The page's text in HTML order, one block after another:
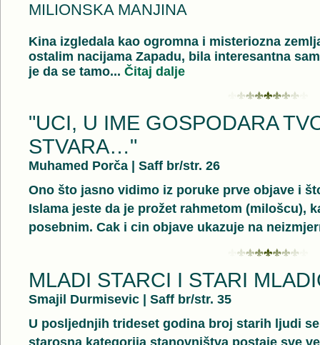
MILIONSKA MANJINA
Kina izgledala kao ogromna i misteriozna
ostalim nacijama Zapadu, bila interesantna
je da se tamo... Čitaj dalje
"UCI, U IME GOSPODARA
STVARA…"
Muhamed Porča
Saff br/str. 26
Ono što jasno vidimo iz poruke prve objave i
Islama jeste da je prožet rahmetom (milošcu),
posebnim. Cak i cin objave ukazuje na
MLADI STARCI I STARI
Smajil Durmisevic
Saff br/str. 35
U posljednjih trideset godina broj starih ljudi
starosna kategorija stanovništva postaje sve